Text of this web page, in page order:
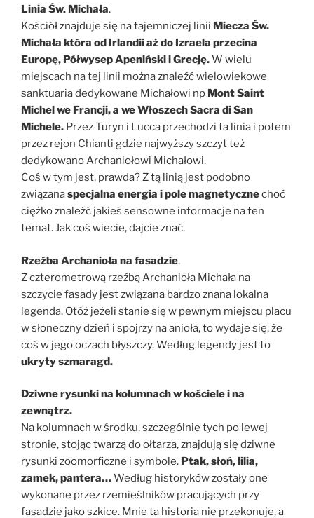
Linia Św. Michała.
Kościół znajduje się na tajemniczej linii Miecza Św.
Michała która od Irlandii aż do Izraela przecina
Europę, Półwysep Apeniński i Grecję.W wielu
miejscach na tej linii można znaleźć wielowiekowe
sanktuaria dedykowane Michałowi np Mont Saint
Michel we Francji, a we Włoszech Sacra di San
Michele. Przez Turyn i Lucca przechodzi ta linia i potem
przez rejon Chianti gdzie najwyższy szczyt też
dedykowano Archaniołowi Michałowi.
Coś w tym jest, prawda? Z tą linią jest podobno
związanaspecjalna energia i pole magnetycznechoć
ciężko znaleźć jakieś sensowne informacje na ten
temat. Jak coś wiecie, dajcie znać.
Rzeźba Archanioła na fasadzie.
Z czterometrową rzeźbą Archanioła Michała na
szczycie fasady jest związana bardzo znana lokalna
legenda. Otóż jeżeli stanie się w pewnym miejscu placu
w słoneczny dzień i spojrzy na anioła, to wydaje się, że
coś w jego oczach błyszczy. Według legendy jest to
ukryty szmaragd.
Dziwne rysunki na kolumnach w kościele i na
zewnątrz.
Na kolumnach w środku, szczególnie tych po lewej
stronie, stojąc twarzą do ołtarza, znajdują się dziwne
rysunki zoomorficzne i symbole. Ptak, słoń, lilia,
zamek, pantera…Według historyków zostały one
wykonane przez rzemieślników pracujących przy
fasadzie jako szkice. Mnie ta historia nie przekonuje, a